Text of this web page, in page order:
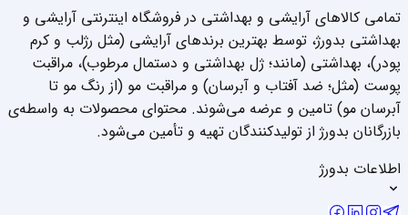
تمامی کالاهای آرایشی و بهداشتی در فروشگاه اینترنتی آرایشی و
بهداشتی بدورژ، توسط بهترین برندهای آرایشی (مثل رژلب و کرم
پودر)، بهداشتی (مانند؛ ژل بهداشتی و دستمال مرطوب)، مراقبت
پوست (مثل؛ ضد آفتاب و آبرسان) و مراقبت مو (از رنگ مو تا
آبرسان مو) تامین و عرضه می‌شوند. محتوای محصولات به واسطه‌ی
بازرگانان بدورژ از تولیدکنندگان تهیه و تأمین می‌شود.
اطلاعات بدورژ